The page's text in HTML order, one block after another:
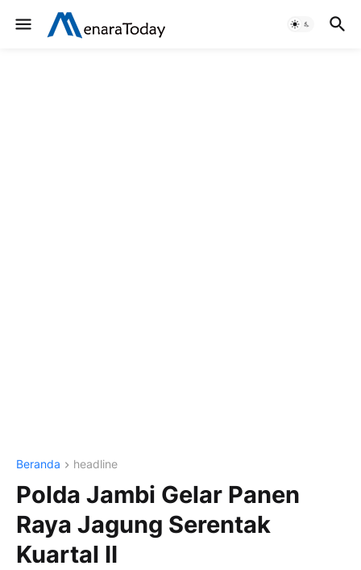
Beranda headline
Polda Jambi Gelar Panen
Raya Jagung Serentak
Kuartal II